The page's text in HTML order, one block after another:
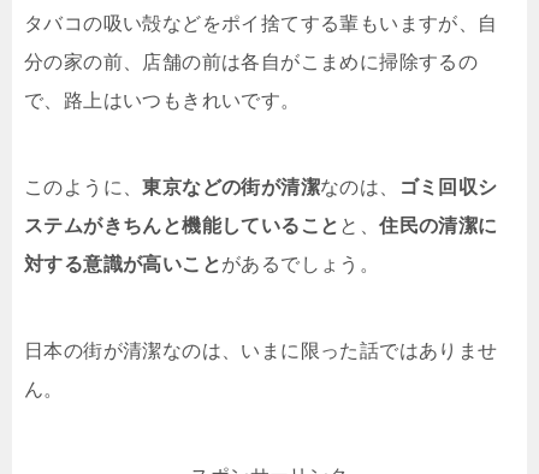
タバコの吸い殻などをポイ捨てする輩もいますが、自
分の家の前、店舗の前は各自がこまめに掃除するの
で、路上はいつもきれいです。
このように、東京などの街が清潔なのは、
ゴミ回収シ
ステムがきちんと機能していること と、住民の清潔に
対する意識が高いことがあるでしょう。
日本の街が清潔なのは、いまに限った話ではありませ
ん。